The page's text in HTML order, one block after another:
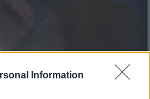
Information
ΕΘΝΟΣ στη Google